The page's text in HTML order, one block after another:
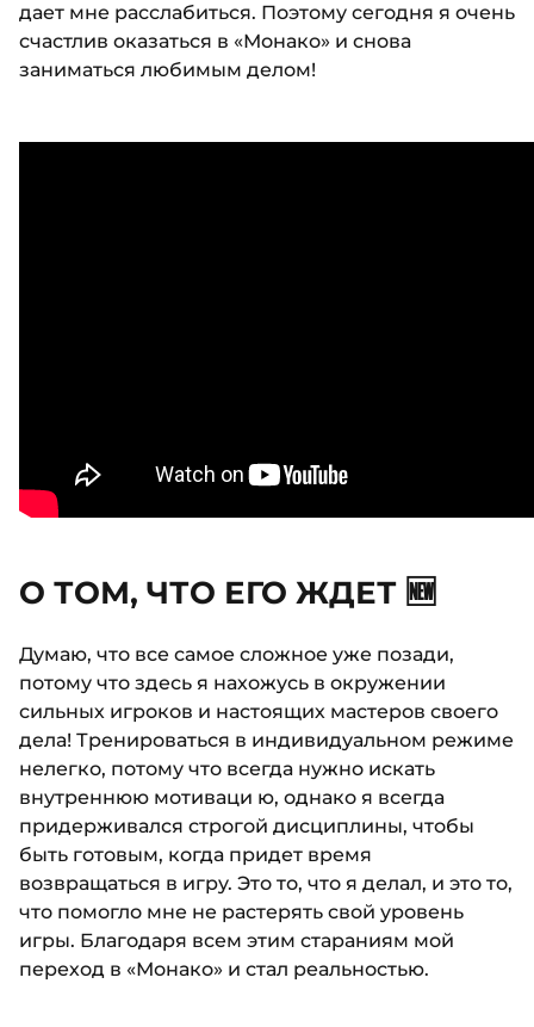
дает мне расслабиться. Поэтому сегодня я очень
счастлив оказаться в «Монако» и снова
заниматься любимым делом!
О ТОМ, ЧТО ЕГО ЖДЕТ 🆕
Думаю, что все самое сложное уже позади,
потому что здесь я нахожусь в окружении
сильных игроков и настоящих мастеров своего
дела! Тренироваться в индивидуальном режиме
нелегко, потому что всегда нужно искать
внутреннюю мотиваци ю, однако я всегда
придерживался строгой дисциплины, чтобы
быть готовым, когда придет время
возвращаться в игру. Это то, что я делал, и это то,
что помогло мне не растерять свой уровень
игры. Благодаря всем этим стараниям мой
переход в «Монако» и стал реальностью.